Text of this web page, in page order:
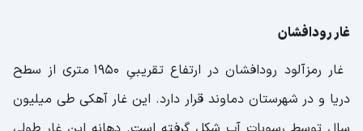
غار رودافشان
غار رمزآلود رودافشان در ارتفاع تقریبیِ 1950 متری از سطح
دریا و در شهرستان دماوند قرار دارد. این غار آهکی طی میلیون